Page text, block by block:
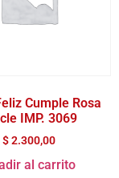
Cumple Rosa
IMP. 3069
$2.300,00
al carrito